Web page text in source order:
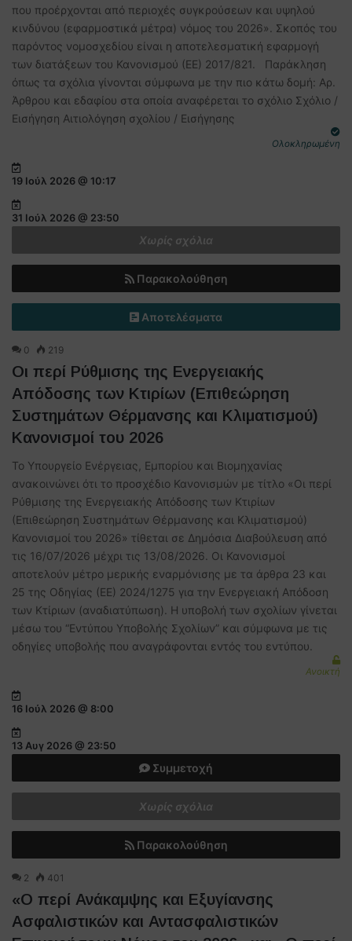
που προέρχονται από περιοχές συγκρούσεων και υψηλού
κινδύνου (εφαρμοστικά μέτρα) νόμος του 2026». Σκοπός του
παρόντος νομοσχεδίου είναι η αποτελεσματική εφαρμογή
των διατάξεων του Κανονισμού (ΕΕ) 2017/821. Παράκληση
όπως τα σχόλια γίνονται σύμφωνα με την πιο κάτω δομή: Αρ.
Άρθρου και εδαφίου στα οποία αναφέρεται το σχόλιο Σχόλιο /
Εισήγηση Αιτιολόγηση σχολίου / Εισήγησης
Ολοκληρωμένη
19 Ιούλ 2026 @ 10:17
31 Ιούλ 2026 @ 23:50
Χωρίς σχόλια
Παρακολούθηση
Αποτελέσματα
0 219
Οι περί Ρύθμισης της Ενεργειακής
Απόδοσης των Κτιρίων (Επιθεώρηση
Συστημάτων Θέρμανσης και Κλιματισμού)
Κανονισμοί του 2026
Το Υπουργείο Ενέργειας, Εμπορίου και Βιομηχανίας
ανακοινώνει ότι το προσχέδιο Κανονισμών με τίτλο «Οι περί
Ρύθμισης της Ενεργειακής Απόδοσης των Κτιρίων
(Επιθεώρηση Συστημάτων Θέρμανσης και Κλιματισμού)
Κανονισμοί του 2026» τίθεται σε Δημόσια Διαβούλευση από
τις 16/07/2026 μέχρι τις 13/08/2026. Οι Κανονισμοί
αποτελούν μέτρο μερικής εναρμόνισης με τα άρθρα 23 και
25 της Οδηγίας (ΕΕ) 2024/1275 για την Ενεργειακή Απόδοση
των Κτίριων (αναδιατύπωση). Η υποβολή των σχολίων γίνεται
μέσω του “Εντύπου Υποβολής Σχολίων” και σύμφωνα με τις
οδηγίες υποβολής που αναγράφονται εντός του εντύπου.
Ανοικτή
16 Ιούλ 2026 @ 8:00
13 Αυγ 2026 @ 23:50
Συμμετοχή
Χωρίς σχόλια
Παρακολούθηση
2 401
«Ο περί Ανάκαμψης και Εξυγίανσης
Ασφαλιστικών και Αντασφαλιστικών